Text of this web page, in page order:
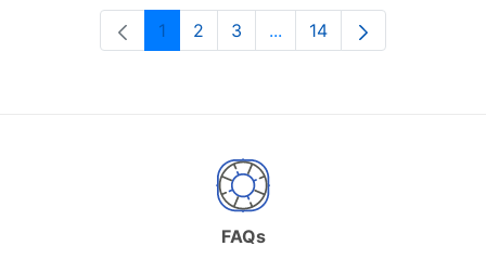
Página
1 Página
2 Página
3 ...Páginas intermedias Use
Página
14
FAQs